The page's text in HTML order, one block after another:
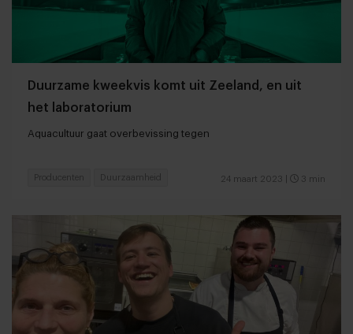
Duurzame kweekvis komt uit Zeeland, en uit
het laboratorium
Aquacultuur gaat overbevissing tegen
24 maart 2023 3 min
Producenten Duurzaamheid